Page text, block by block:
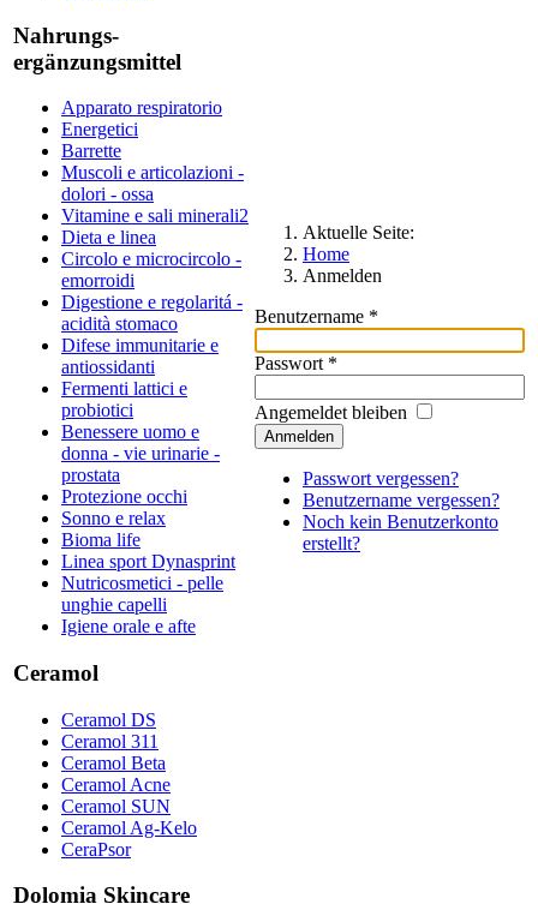
Nahrungs-
ergänzungsmittel
Apparato respiratorio
Energetici
Barrette
Muscoli e articolazioni -
dolori - ossa
Vitamine e sali minerali2
Dieta e linea
Circolo e microcircolo -
emorroidi
Digestione e regolaritá -
acidità stomaco
Difese immunitarie e
antiossidanti
Fermenti lattici e
probiotici
Benessere uomo e
donna - vie urinarie -
prostata
Protezione occhi
Sonno e relax
Bioma life
Linea sport Dynasprint
Nutricosmetici - pelle
unghie capelli
Igiene orale e afte
Ceramol
Ceramol DS
Ceramol 311
Ceramol Beta
Ceramol Acne
Ceramol SUN
Ceramol Ag-Kelo
CeraPsor
Dolomia Skincare
Aktuelle Seite:
Home
Anmelden
Benutzername *
Passwort *
Angemeldet bleiben
Anmelden
Passwort vergessen?
Benutzername vergessen?
Noch kein Benutzerkonto
erstellt?